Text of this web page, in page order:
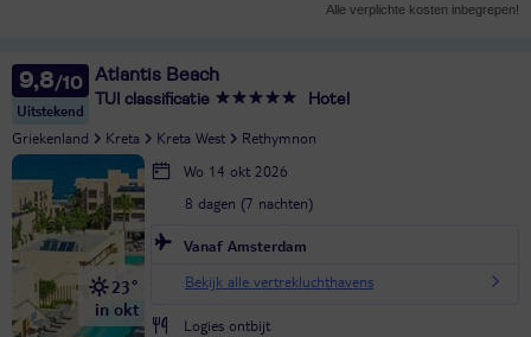
Alle verplichte kosten inbegrepen!
9,8
Uitstekend
Atlantis Beach
TUI classificatie Hotel
Griekenland Kreta Kreta West Rethymnon
23°
in okt
Wo 14 okt 2026
8 dagen (7 nachten)
Vanaf Amsterdam
Bekijk alle vertrekluchthavens
Logies ontbijt